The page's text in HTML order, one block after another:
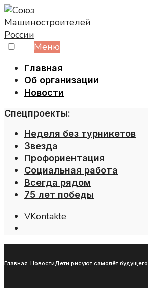
Skip
to
content
Меню
Главная
Об организации
Новости
Спецпроекты:
Неделя без турникетов
Звезда
Профориентация
Социальная работа
Всегда рядом
75 лет победы
VKontakte
Главная НовостиДети рисуют самолёт будущего